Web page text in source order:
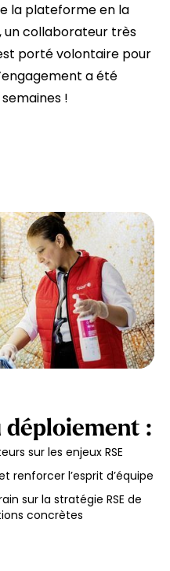
la plateforme en la
un collaborateur très
porté volontaire pour
a été
!
déploiement :
sur les enjeux RSE
renforcer l’esprit d’équipe
sur la stratégie RSE de
concrètes